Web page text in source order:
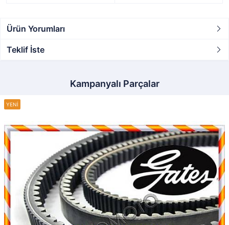
Ürün Yorumları
Teklif İste
Kampanyalı Parçalar